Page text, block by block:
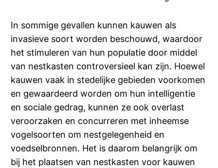
In sommige gevallen kunnen kauwen als
invasieve soort worden beschouwd, waardoor
het stimuleren van hun populatie door middel
van nestkasten controversieel kan zijn. Hoewel
kauwen vaak in stedelijke gebieden voorkomen
en gewaardeerd worden om hun intelligentie
en sociale gedrag, kunnen ze ook overlast
veroorzaken en concurreren met inheemse
vogelsoorten om nestgelegenheid en
voedselbronnen. Het is daarom belangrijk om
bij het plaatsen van nestkasten voor kauwen